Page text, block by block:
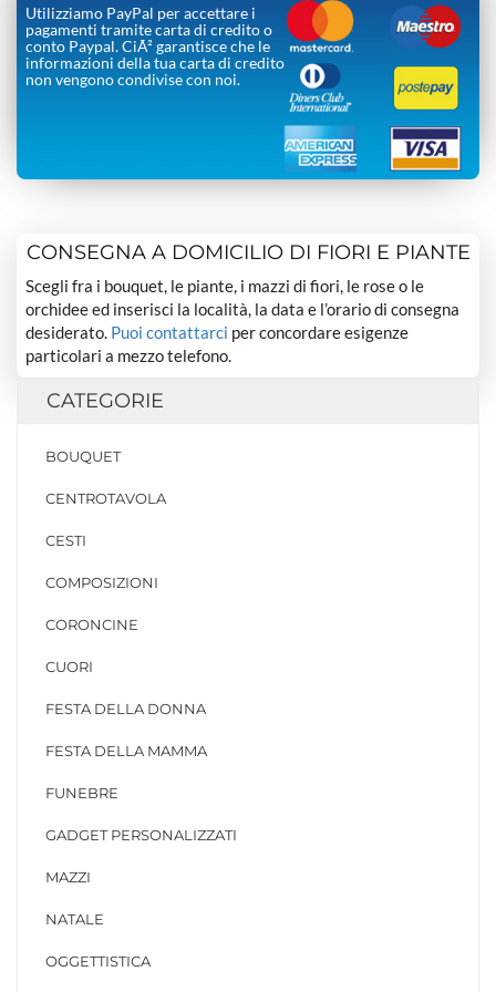
Utilizziamo PayPal per accettare i
pagamenti tramite carta di credito o
conto Paypal. CiÃ² garantisce che le
informazioni della tua carta di credito
non vengono condivise con noi.
CONSEGNA A DOMICILIO DI FIORI E PIANTE
Scegli fra i bouquet, le piante, i mazzi di fiori, le rose o le
orchidee ed inserisci la località, la data e l’orario di consegna
desiderato. Puoi contattarci per concordare esigenze
particolari a mezzo telefono.
CATEGORIE
BOUQUET
CENTROTAVOLA
CESTI
COMPOSIZIONI
CORONCINE
CUORI
FESTA DELLA DONNA
FESTA DELLA MAMMA
FUNEBRE
GADGET PERSONALIZZATI
MAZZI
NATALE
OGGETTISTICA